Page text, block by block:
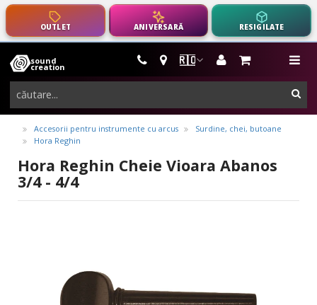
OUTLET ANIVERSARĂ RESIGILATE
🇷🇴
sound
creation
instrumente
muzicale,
echipamente
pro-
audio
Accesorii pentru instrumente cu arcus
Surdine, chei, butoane
Hora Reghin
Hora Reghin Cheie Vioara Abanos
3/4 - 4/4